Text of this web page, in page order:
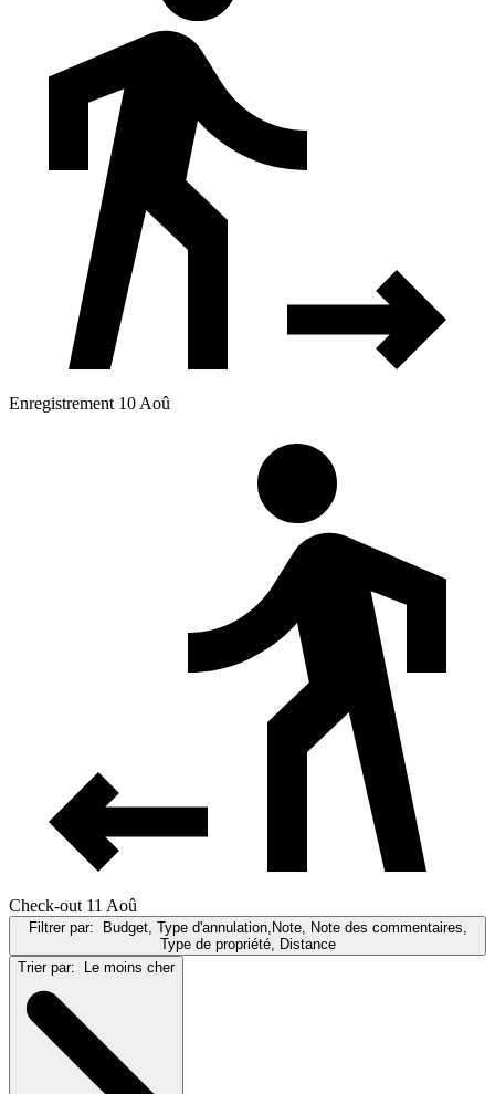
Enregistrement 10 Aoû
Check-out 11 Aoû
Filtrer par: Budget, Type d'annulation,Note, Note des commentaires,
Type de propriété, Distance
Trier par: Le moins cher